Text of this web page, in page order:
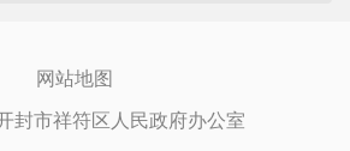
网站地图
封市祥符区人民政府办公室